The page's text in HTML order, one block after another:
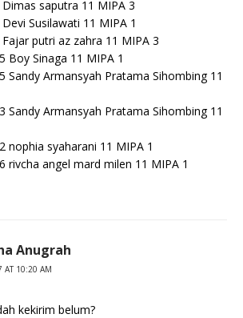
saputra 11 MIPA 3
Susilawati 11 MIPA 1
putri az zahra 11 MIPA 3
Boy Sinaga 11 MIPA 1
Sandy Armansyah Pratama Sihombing 11
Sandy Armansyah Pratama Sihombing 11
nophia syaharani 11 MIPA 1
rivcha angel mard milen 11 MIPA 1
Anugrah
10:20 AM
kekirim belum?